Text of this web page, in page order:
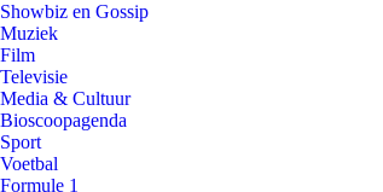
Showbiz en Gossip
Muziek
Film
Televisie
Media & Cultuur
Bioscoopagenda
Sport
Voetbal
Formule 1